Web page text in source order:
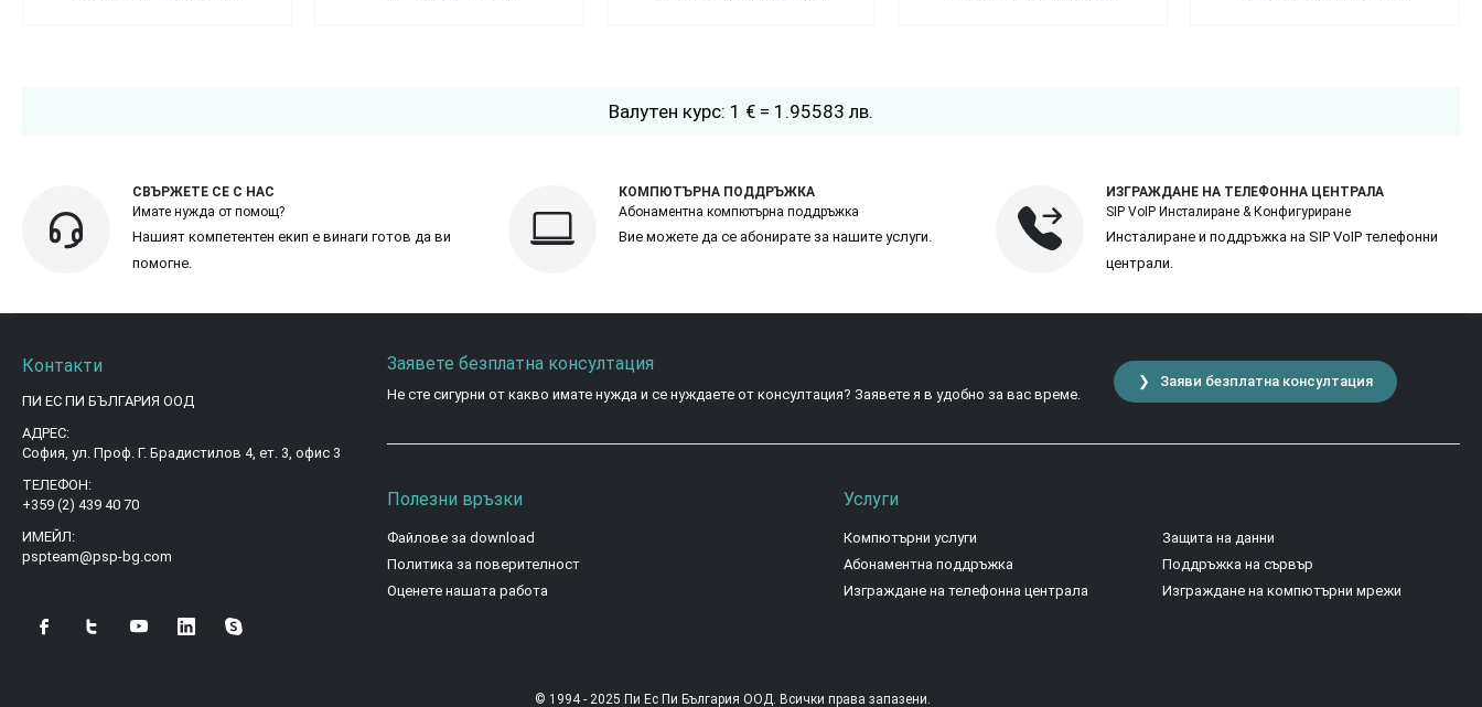
Валутен курс: 1 € = 1.95583 лв.
СВЪРЖЕТЕ СЕ С НАС
Имате нужда от помощ?
Нашият компетентен екип е винаги готов да ви
помогне.
КОМПЮТЪРНА ПОДДРЪЖКА
Абонаментна компютърна поддръжка
Вие можете да се абонирате за нашите услуги.
ИЗГРАЖДАНЕ НА ТЕЛЕФОННА ЦЕНТРАЛА
SIP VoIP Инсталиране & Конфигуриране
Инсталиране и поддръжка на SIP VoIP телефонни
централи.
Контакти
ПИ ЕС ПИ БЪЛГАРИЯ ООД
АДРЕС:
София, ул. Проф. Г. Брадистилов 4, ет. 3, офис 3
ТЕЛЕФОН:
+359 (2) 439 40 70
ИМЕЙЛ:
pspteam@psp-bg.com
Заявете безплатна консултация
Не сте сигурни от какво имате нужда и се нуждаете от консултация? Заявете я в удобно за вас време.
❯ Заяви безплатна консултация
Полезни връзки
Файлове за download
Политика за поверителност
Оценете нашата работа
Услуги
Компютърни услуги
Абонаментна поддръжка
Изграждане на телефонна централа
Защита на данни
Поддръжка на сървър
Изграждане на компютърни мрежи
© 1994 - 2025 Пи Ес Пи България ООД. Всички права запазени.